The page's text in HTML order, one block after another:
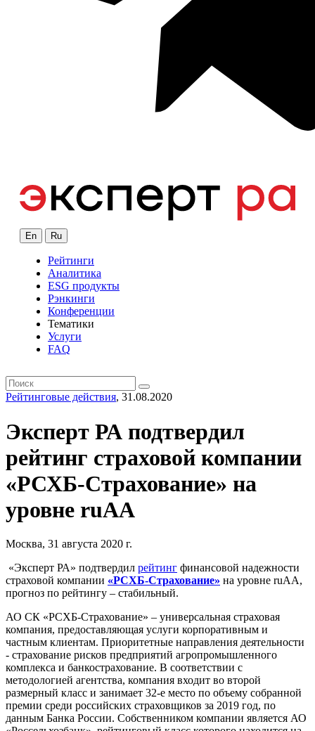
En Ru
Рейтинги
Аналитика
ESG продукты
Рэнкинги
Конференции
Тематики
Услуги
FAQ
Рейтинговые действия, 31.08.2020
Эксперт РА подтвердил
рейтинг страховой компании
«РСХБ-Страхование» на
уровне ruAА
Москва, 31 августа 2020 г.
«Эксперт РА» подтвердил рейтинг финансовой надежности
страховой компании «РСХБ-Страхование» на уровне ruAА,
прогноз по рейтингу – стабильный.
АО СК «РСХБ-Страхование» – универсальная страховая
компания, предоставляющая услуги корпоративным и
частным клиентам. Приоритетные направления деятельности
- страхование рисков предприятий агропромышленного
комплекса и банкострахование. В соответствии с
методологией агентства, компания входит во второй
размерный класс и занимает 32-е место по объему собранной
премии среди российских страховщиков за 2019 год, по
данным Банка России. Собственником компании является АО